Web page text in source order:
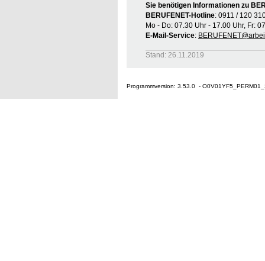
Sie benötigen Informationen zu
BERUFENET-Hotline: 0911 / 120
Mo - Do: 07.30 Uhr - 17.00 Uhr, Fr:
E-Mail-Service:
Stand: 26.11.2019
Programmversion: 3.53.0 -